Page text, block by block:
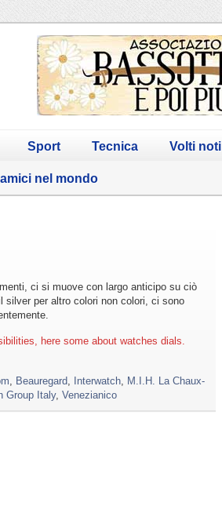
Sport Tecnica Volti noti
nel mondo
ci si muove con largo anticipo su ciò
silver per altro colori non colori, ci sono
here some about watches dials.
Beauregard Interwatch M.I.H. La Chaux-
Group Italy, Venezianico